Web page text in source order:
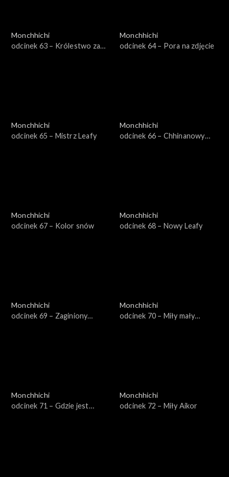
Monchhichi
odcinek 63 – Królestwo za
Monchhichi
odcinek 64 – Pora na zdjęcie
Monchhichi
odcinek 65 – Mistrz Leafy
Monchhichi
odcinek 66 – Chhinanowy
Monchhichi
odcinek 67 – Kolor snów
Monchhichi
odcinek 68 – Nowy Leafy
Monchhichi
odcinek 69 – Zaginiony
Monchhichi
odcinek 70 – Miły mały
Monchhichi
odcinek 71 – Gdzie jest
Monchhichi
odcinek 72 – Miły Aikor